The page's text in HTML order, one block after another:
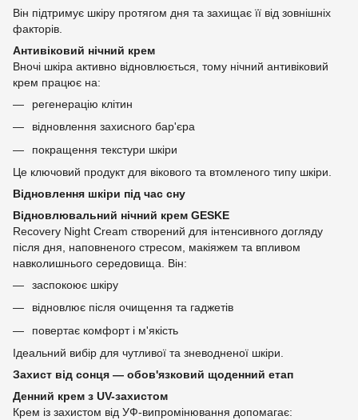
Він підтримує шкіру протягом дня та захищає її від зовнішніх
факторів.
Антивіковий нічний крем
Вночі шкіра активно відновлюється, тому нічний антивіковий
крем працює на:
регенерацію клітин
відновлення захисного бар'єра
покращення текстури шкіри
Це ключовий продукт для вікового та втомленого типу шкіри.
Відновлення шкіри під час сну
Відновлювальний нічний крем GESKE
Recovery Night Cream створений для інтенсивного догляду
після дня, наповненого стресом, макіяжем та впливом
навколишнього середовища. Він:
заспокоює шкіру
відновлює після очищення та гаджетів
повертає комфорт і м'якість
Ідеальний вибір для чутливої та зневодненої шкіри.
Захист від сонця — обов'язковий щоденний етап
Денний крем з UV-захистом
Крем із захистом від УФ-випромінювання допомагає: